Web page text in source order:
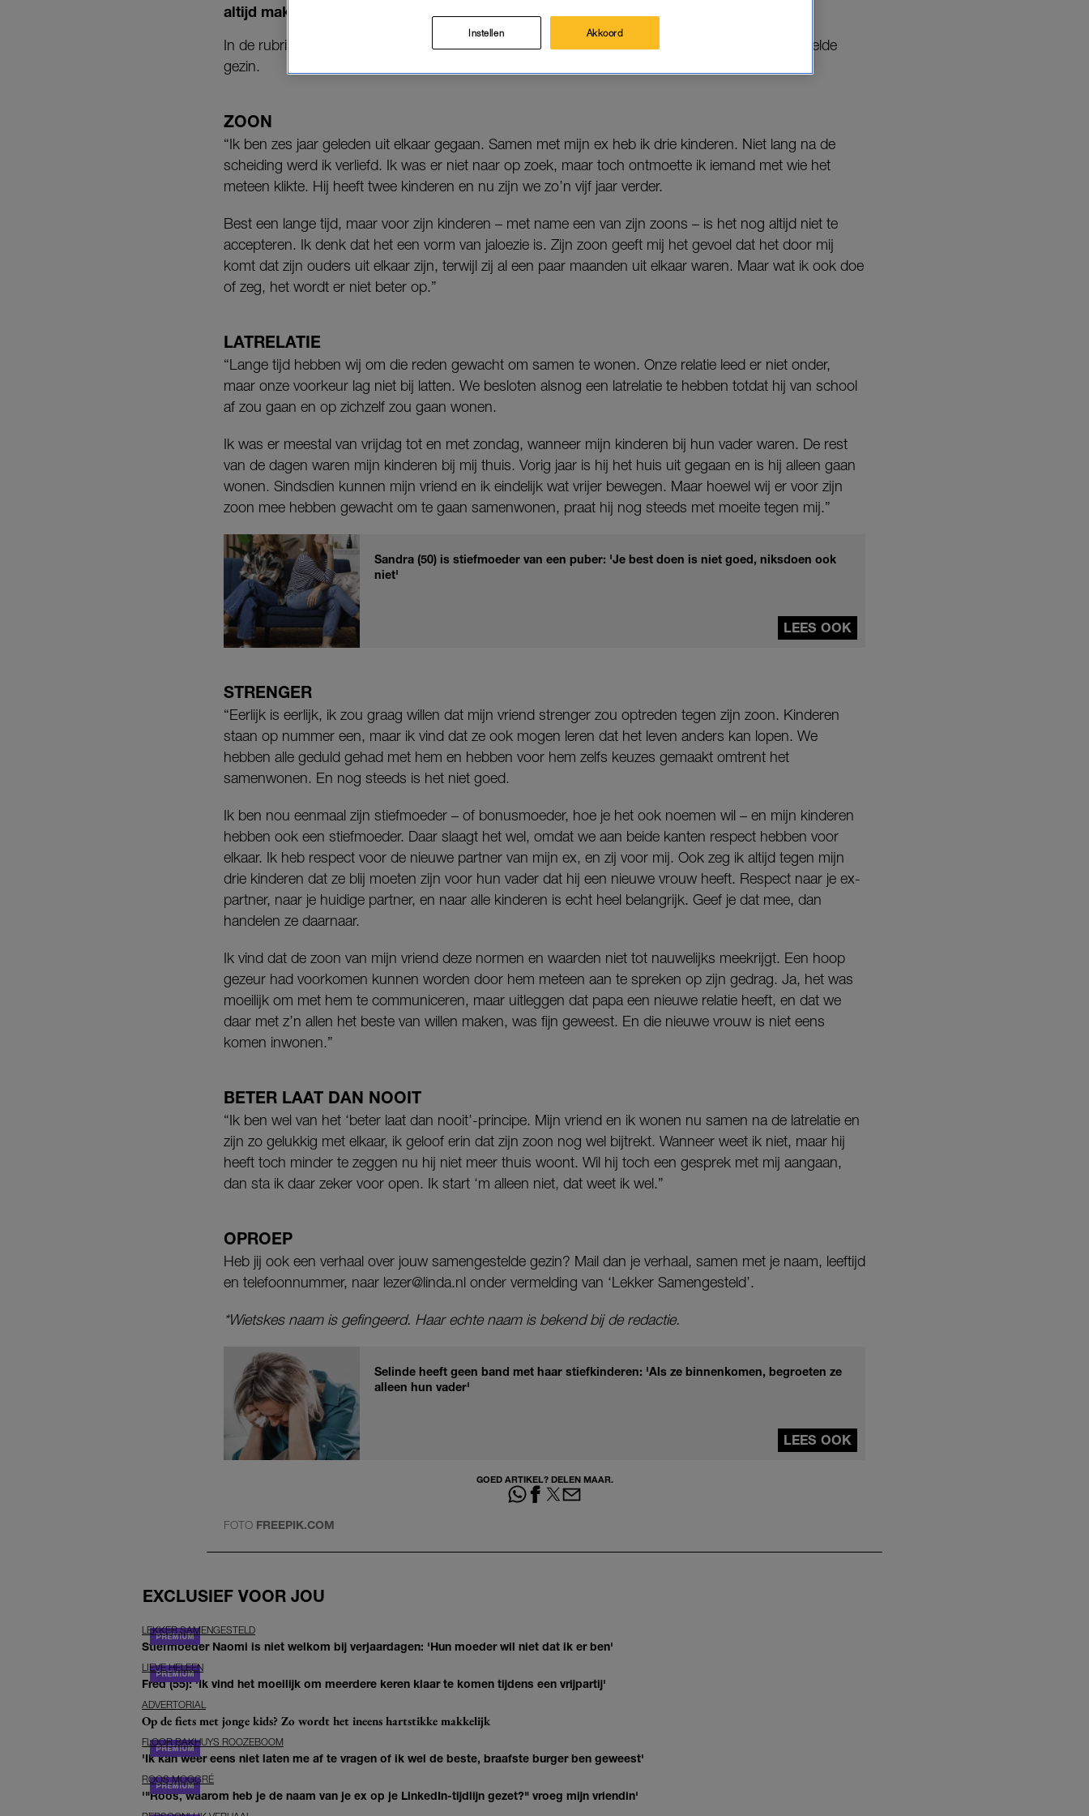
altijd makkelijk. Zoals bij Wietske, die een latrelatie had voor haar stiefzoon.
In de rubriek ‘Lekker Samengesteld’ vertellen vrouwen zoals Wietske* (51) over hun samengestelde
gezin.
ZOON
“Ik ben zes jaar geleden uit elkaar gegaan. Samen met mijn ex heb ik drie kinderen. Niet lang na de
scheiding werd ik verliefd. Ik was er niet naar op zoek, maar toch ontmoette ik iemand met wie het
meteen klikte. Hij heeft twee kinderen en nu zijn we zo’n vijf jaar verder.
Best een lange tijd, maar voor zijn kinderen – met name een van zijn zoons – is het nog altijd niet te
accepteren. Ik denk dat het een vorm van jaloezie is. Zijn zoon geeft mij het gevoel dat het door mij
komt dat zijn ouders uit elkaar zijn, terwijl zij al een paar maanden uit elkaar waren. Maar wat ik ook doe
of zeg, het wordt er niet beter op.”
LATRELATIE
“Lange tijd hebben wij om die reden gewacht om samen te wonen. Onze relatie leed er niet onder,
maar onze voorkeur lag niet bij latten. We besloten alsnog een latrelatie te hebben totdat hij van school
af zou gaan en op zichzelf zou gaan wonen.
Ik was er meestal van vrijdag tot en met zondag, wanneer mijn kinderen bij hun vader waren. De rest
van de dagen waren mijn kinderen bij mij thuis. Vorig jaar is hij het huis uit gegaan en is hij alleen gaan
wonen. Sindsdien kunnen mijn vriend en ik eindelijk wat vrijer bewegen. Maar hoewel wij er voor zijn
zoon mee hebben gewacht om te gaan samenwonen, praat hij nog steeds met moeite tegen mij.”
Sandra (50) is stiefmoeder van een puber: 'Je best doen is niet goed, niksdoen ook
niet'
LEES OOK
STRENGER
“Eerlijk is eerlijk, ik zou graag willen dat mijn vriend strenger zou optreden tegen zijn zoon. Kinderen
staan op nummer een, maar ik vind dat ze ook mogen leren dat het leven anders kan lopen. We
hebben alle geduld gehad met hem en hebben voor hem zelfs keuzes gemaakt omtrent het
samenwonen. En nog steeds is het niet goed.
Ik ben nou eenmaal zijn stiefmoeder – of bonusmoeder, hoe je het ook noemen wil – en mijn kinderen
hebben ook een stiefmoeder. Daar slaagt het wel, omdat we aan beide kanten respect hebben voor
elkaar. Ik heb respect voor de nieuwe partner van mijn ex, en zij voor mij. Ook zeg ik altijd tegen mijn
drie kinderen dat ze blij moeten zijn voor hun vader dat hij een nieuwe vrouw heeft. Respect naar je ex-
partner, naar je huidige partner, en naar alle kinderen is echt heel belangrijk. Geef je dat mee, dan
handelen ze daarnaar.
Ik vind dat de zoon van mijn vriend deze normen en waarden niet tot nauwelijks meekrijgt. Een hoop
gezeur had voorkomen kunnen worden door hem meteen aan te spreken op zijn gedrag. Ja, het was
moeilijk om met hem te communiceren, maar uitleggen dat papa een nieuwe relatie heeft, en dat we
daar met z’n allen het beste van willen maken, was fijn geweest. En die nieuwe vrouw is niet eens
komen inwonen.”
BETER LAAT DAN NOOIT
“Ik ben wel van het ‘beter laat dan nooit’-principe. Mijn vriend en ik wonen nu samen na de latrelatie en
zijn zo gelukkig met elkaar, ik geloof erin dat zijn zoon nog wel bijtrekt. Wanneer weet ik niet, maar hij
heeft toch minder te zeggen nu hij niet meer thuis woont. Wil hij toch een gesprek met mij aangaan,
dan sta ik daar zeker voor open. Ik start ‘m alleen niet, dat weet ik wel.”
OPROEP
Heb jij ook een verhaal over jouw samengestelde gezin? Mail dan je verhaal, samen met je naam, leeftijd
en telefoonnummer, naar lezer@linda.nl onder vermelding van ‘Lekker Samengesteld’.
*Wietskes naam is gefingeerd. Haar echte naam is bekend bij de redactie.
Selinde heeft geen band met haar stiefkinderen: 'Als ze binnenkomen, begroeten ze
alleen hun vader'
LEES OOK
GOED ARTIKEL? DELEN MAAR.
FOTO FREEPIK.COM
EXCLUSIEF VOOR JOU
LEKKER SAMENGESTELD
Stiefmoeder Naomi is niet welkom bij verjaardagen: 'Hun moeder wil niet dat ik er ben'
LIEVE HELEEN
Fred (55): 'Ik vind het moeilijk om meerdere keren klaar te komen tijdens een vrijpartij'
ADVERTORIAL
Op de fiets met jonge kids? Zo wordt het ineens hartstikke makkelijk
FLOOR BAKHUYS ROOZEBOOM
'Ik kan weer eens niet laten me af te vragen of ik wel de beste, braafste burger ben geweest'
ROOS MOGGRÉ
'"Roos, waarom heb je de naam van je ex op je LinkedIn-tijdlijn gezet?" vroeg mijn vriendin'
Instellen Akkoord